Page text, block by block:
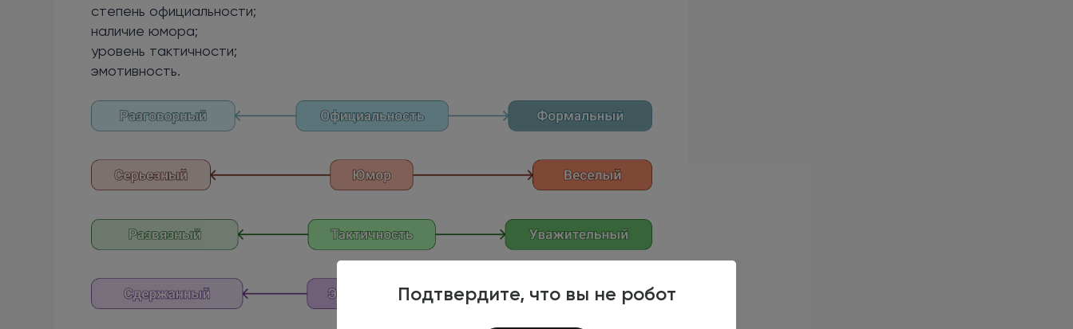
Подтвердите, что вы не робот
степень официальности;
наличие юмора;
уровень тактичности;
эмотивность.